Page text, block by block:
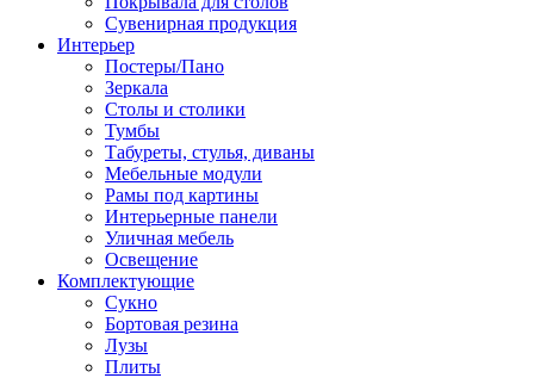
Сувенирная продукция
Интерьер
Постеры/Пано
Зеркала
Столы и столики
Тумбы
Табуреты, стулья, диваны
Мебельные модули
Рамы под картины
Интерьерные панели
Уличная мебель
Освещение
Комплектующие
Сукно
Бортовая резина
Лузы
Плиты